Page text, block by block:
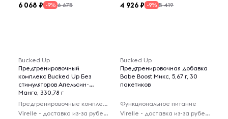
6 068 -9% 6 675 4 926 -9% 5 419
Bucked Up
Предтренировочный
комплекс Bucked Up Без
стимуляторов Апельсин-
Манго, 330,78 г
Предтренировочные комплексы
Virelle - доставка из-за рубежа
Bucked Up
Предтренировочная добавка
Babe Boost Микс, 5,67 г, 30
пакетиков
Функциональное питание
Virelle - доставка из-за рубежа